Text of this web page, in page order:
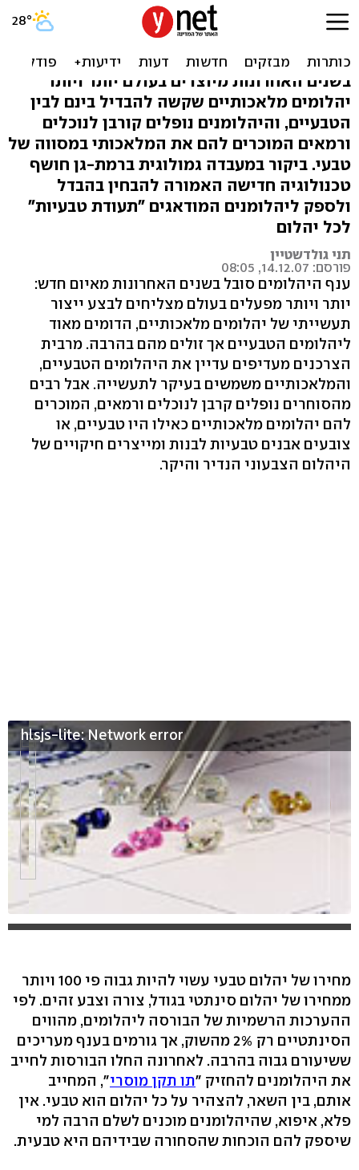
יהלומים מלאכותיים: איך
מזהים את ההבדל?
בשנים האחרונות מיוצרים בעולם יותר ויותר
יהלומים מלאכותיים שקשה להבדיל בינם לבין
הטבעיים, והיהלומנים נופלים קורבן לנוכלים
ורמאים המוכרים להם את המלאכותי במסווה של
טבעי. ביקור במעבדה גמולוגית ברמת-גן חושף
טכנולוגיה חדישה האמורה להבחין בהבדל
ולספק ליהלומנים המודאגים "תעודת טבעיות"
לכל יהלום
תני גולדשטיין
פורסם: 14.12.07, 08:05
ענף היהלומים סובל בשנים האחרונות מאיום חדש:
יותר ויותר מפעלים בעולם מצליחים לבצע ייצור
תעשייתי של יהלומים מלאכותיים, הדומים מאוד
ליהלומים הטבעיים אך זולים מהם בהרבה. מרבית
הצרכנים מעדיפים עדיין את היהלומים הטבעיים,
והמלאכותיים משמשים בעיקר לתעשייה. אבל רבים
מהסוחרים נופלים קרבן לנוכלים ורמאים, המוכרים
להם יהלומים מלאכותיים כאילו היו טבעיים, או
צובעים אבנים טבעיות לבנות ומייצרים חיקויים של
היהלום הצבעוני הנדיר והיקר.
hlsjs-lite: Network error
מחירו של יהלום טבעי עשוי להיות גבוה פי 100 ויותר
ממחירו של יהלום סינתטי בגודל, צורה וצבע זהים. לפי
ההערכות הרשמיות של הבורסה ליהלומים, מהווים
הסינתטיים רק 2% מהשוק, אך גורמים בענף מעריכים
ששיעורם גבוה בהרבה. לאחרונה החלו הבורסות לחייב
את היהלומנים להחזיק "תו תקן מוסרי", המחייב
אותם, בין השאר, להצהיר על כל יהלום הוא טבעי. אין
פלא, איפוא, שהיהלומנים מוכנים לשלם הרבה למי
שיספק להם הוכחות שהסחורה שבידיהם היא טבעית.